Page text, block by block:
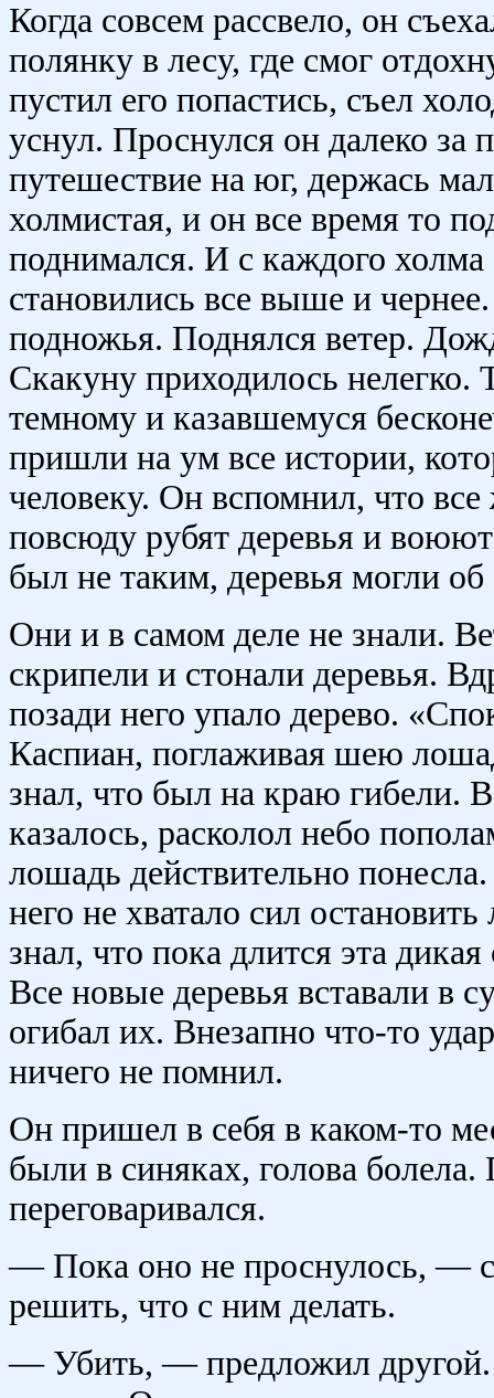
Когда совсем рассвело, он
полянку в лесу, где смог
пустил его попастись, съел
уснул. Проснулся он далеко за
путешествие на юг, держась
холмистая, и он все время то
поднимался. И с каждого
становились все выше и
подножья. Поднялся ветер.
Скакуну приходилось нелегко.
темному и казавшемуся
пришли на ум все истории,
человеку. Он вспомнил, что
повсюду рубят деревья и
был не таким, деревья могли об
Они и в самом деле не знали.
скрипели и стонали деревья.
позади него упало дерево.
Каспиан, поглаживая шею
знал, что был на краю гибели.
казалось, расколол небо
лошадь действительно
него не хватало сил
знал, что пока длится эта
Все новые деревья вставали в
огибал их. Внезапно что-то
ничего не помнил.
Он пришел в себя в каком-то
были в синяках, голова
переговаривался.
— Пока оно не проснулось, —
решить, что с ним делать.
— Убить, — предложил